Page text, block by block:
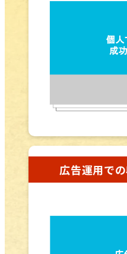
広告運用で